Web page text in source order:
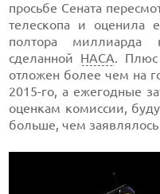
просьбе Сената
телескопа и оценила
полтора миллиарда
сделанной НАСА. Плюс
отложен более чем на
2015-го, а ежегодные
оценкам комиссии,
больше, чем заявлялось